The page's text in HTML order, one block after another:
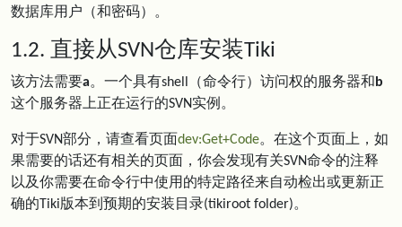
数据库用户（和密码）。
1.2. 直接从SVN仓库安装Tiki
该方法需要a。一个具有shell（命令行）访问权的服务器和 b
这个服务器上正在运行的SVN实例。
对于SVN部分，请查看页面dev:Get+Code。在这个页面上，如
果需要的话还有相关的页面，你会发现有关SVN命令的注释
以及你需要在命令行中使用的特定路径来自动检出或更新正
确的Tiki版本到预期的安装目录(tikiroot folder)。